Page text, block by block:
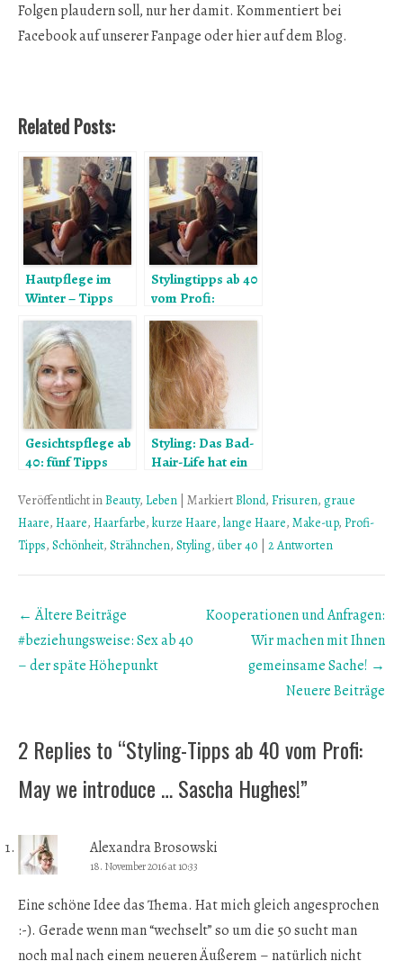
Folgen plaudern soll, nur her damit. Kommentiert bei
Facebook auf unserer Fanpage oder hier auf dem Blog.
Related Posts:
Hautpflege im
Winter – Tipps
vom Profi Sascha
Hughes
Stylingtipps ab 40
vom Profi:
Sascha Hughes
und der matte
Lippenstift
Gesichtspflege ab
40: fünf Tipps
Patricia Ogilvie
Styling: Das Bad-
Hair-Life hat ein
Veröffentlicht inBeauty, Leben MarkiertBlond, Frisuren, graue
Haare, Haare, Haarfarbe, kurze Haare, lange Haare, Make-up, Profi-
Tipps, Schönheit, Strähnchen, Styling, über 40 2 Antworten
Beitrags
Übersicht
← Ältere Beiträge
#beziehungsweise: Sex ab 40
– der späte Höhepunkt
Kooperationen und Anfragen:
Wir machen mit Ihnen
gemeinsame Sache! →
Neuere Beiträge
2 Replies to “Styling-Tipps ab 40 vom Profi:
May we introduce … Sascha Hughes!”
Alexandra Brosowski
18. November 2016 at 10:33
Eine schöne Idee das Thema. Hat mich gleich angesprochen
:-). Gerade wenn man “wechselt” so um die 50 sucht man
noch mal nach einem neueren Äußerem – natürlich nicht